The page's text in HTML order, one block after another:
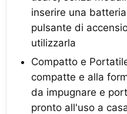
inserire una
pulsante di
utilizzarla
Compatto e
compatte e alla
da impugnare e
pronto all'uso a